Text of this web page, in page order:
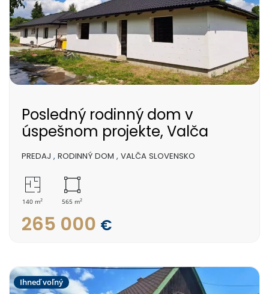
Posledný rodinný dom v
úspešnom projekte, Valča
PREDAJ , RODINNÝ DOM , VALČA SLOVENSKO
140 m2 565 m2
265 000 €
Ihneď voľný